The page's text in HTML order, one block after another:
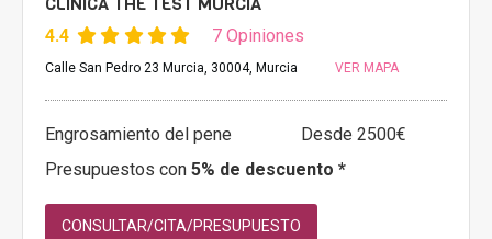
4.4 7 Opiniones
Calle San Pedro 23 Murcia, 30004, Murcia VER MAPA
Engrosamiento del pene
Desde 2500€
Presupuestos con 5% de descuento *
CONSULTAR/CITA/PRESUPUESTO